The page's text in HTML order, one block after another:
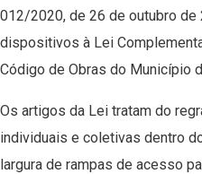
012/2020, de 26 de outubro de
dispositivos à Lei
Código de Obras do Município
Os artigos da Lei tratam do
individuais e coletivas dentro
largura de rampas de acesso